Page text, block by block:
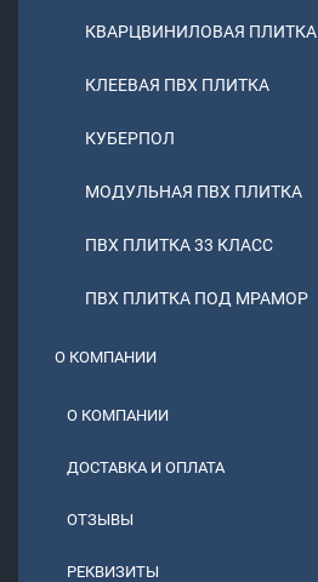
КВАРЦВИНИЛОВАЯ ПЛИТКА
КЛЕЕВАЯ ПВХ ПЛИТКА
КУБЕРПОЛ
МОДУЛЬНАЯ ПВХ ПЛИТКА
ПВХ ПЛИТКА 33 КЛАСС
ПВХ ПЛИТКА ПОД МРАМОР
О КОМПАНИИ
О КОМПАНИИ
ДОСТАВКА И ОПЛАТА
ОТЗЫВЫ
РЕКВИЗИТЫ